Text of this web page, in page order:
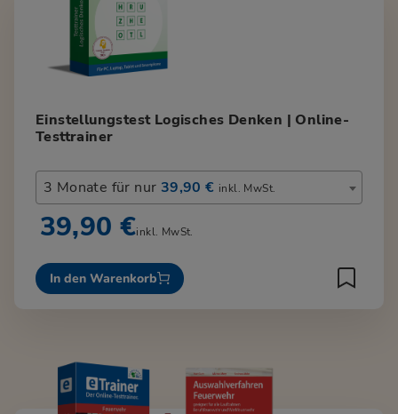
Einstellungstest Logisches Denken | Online-
Testtrainer
3 Monate für nur 39,90 € inkl. MwSt.
39,90 €inkl. MwSt.
In den Warenkorb